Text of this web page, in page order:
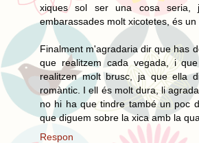
xiques sol ser una cosa seria,
embarassades molt xicotetes, és
Finalment m'agradaria dir que has
que realitzem cada vegada, i
realitzen molt brusc, ja que ella
romàntic. I ell és molt dura, li
no hi ha que tindre també un poc
que diguem sobre la xica amb la
Respon